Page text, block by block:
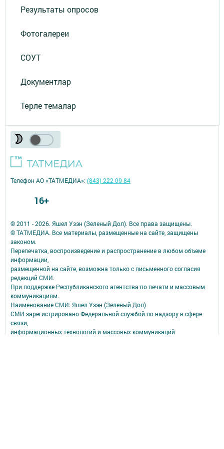
Результаты опросов
Фотогалереи
СОУТ
Документлар
Төрле темалар
© 2011 - 2026. Яшел Узэн (Зеленый Дол). Все права защищены.
© ТАТМЕДИА. Все материалы, размещенные на сайте, защищены
законом.
Перепечатка, воспроизведение и распространение в любом объеме
информации,
размещенной на сайте, возможна только с письменного согласия
редакций СМИ.
При поддержке Республиканского агентства по печати и массовым
коммуникациям.
Наименование СМИ: Яшел Узэн (Зеленый Дол)
СМИ зарегистрировано Федеральной службой по надзору в сфере
связи,
информационных технологий и массовых коммуникаций
Телефон АО «ТАТМЕДИА»:(843) 222 09 84
16+